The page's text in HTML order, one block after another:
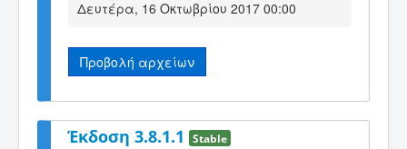
Δευτέρα, 16 Οκτωβρίου 2017 00:00
Προβολή αρχείων
Έκδοση 3.8.1.1 Stable